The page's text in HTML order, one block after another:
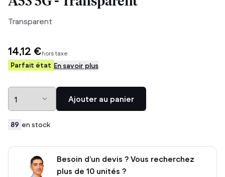
Transparent
14,12 €hors taxe
Parfait état En savoir plus
Ajouter au panier
89 en stock
Besoin d’un devis ? Vous recherchez
plus de 10 unités ?